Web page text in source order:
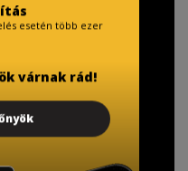
adattörlő kódot
minden tartós
esetén több ezer
várnak rád!